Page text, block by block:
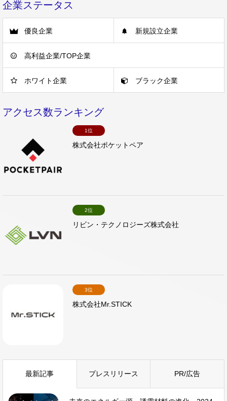
企業ステータス
優良企業 新規設立企業
高利益企業/TOP企業
ホワイト企業 ブラック企業
アクセス数ランキング
1位
株式会社ポケットペア
2位
リビン・テクノロジーズ株式会社
3位
株式会社Mr.STICK
最新記事 プレスリリース PR/広告